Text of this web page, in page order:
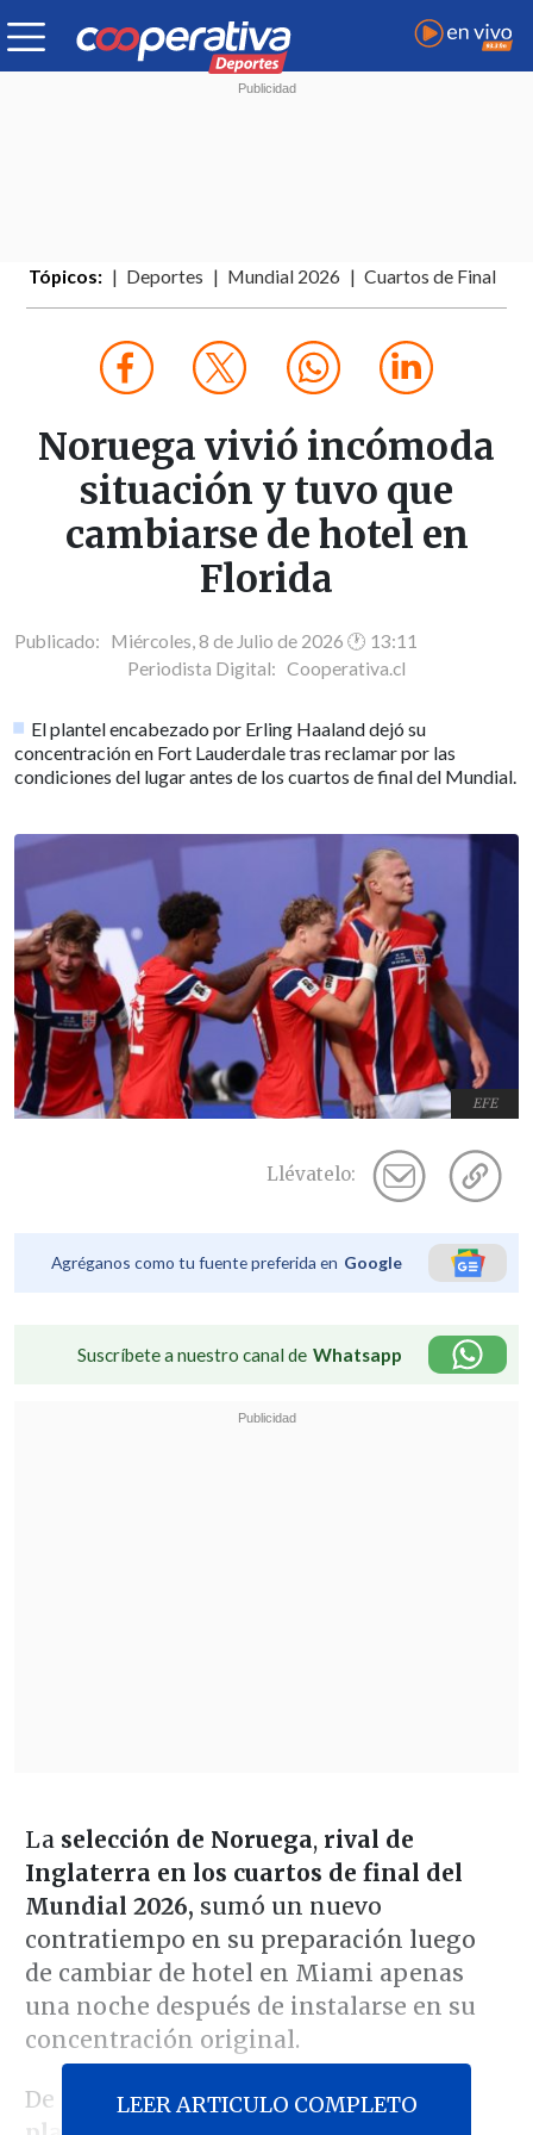
Tópicos: Deportes Mundial 2026 Cuartos de Final
Noruega vivió incómoda
situación y tuvo que
cambiarse de hotel en
Florida
Publicado: Miércoles, 8 de Julio de 2026 🕐 13:11
Periodista Digital: Cooperativa.cl
El plantel encabezado por Erling Haaland dejó su
concentración en Fort Lauderdale tras reclamar por las
condiciones del lugar antes de los cuartos de final del Mundial.
EFE
Llévatelo:
Agréganos como tu fuente preferida en Google
Suscríbete a nuestro canal de Whatsapp
La selección de Noruega, rival de
Inglaterra en los cuartos de final del
Mundial 2026, sumó un nuevo
contratiempo en su preparación luego
de cambiar de hotel en Miami apenas
una noche después de instalarse en su
concentración original.
De acuerdo conThe Independent,el
LEER ARTICULO COMPLETO